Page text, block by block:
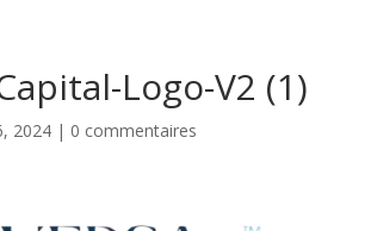
Logo-V2 (1)
2024| 0 commentaires